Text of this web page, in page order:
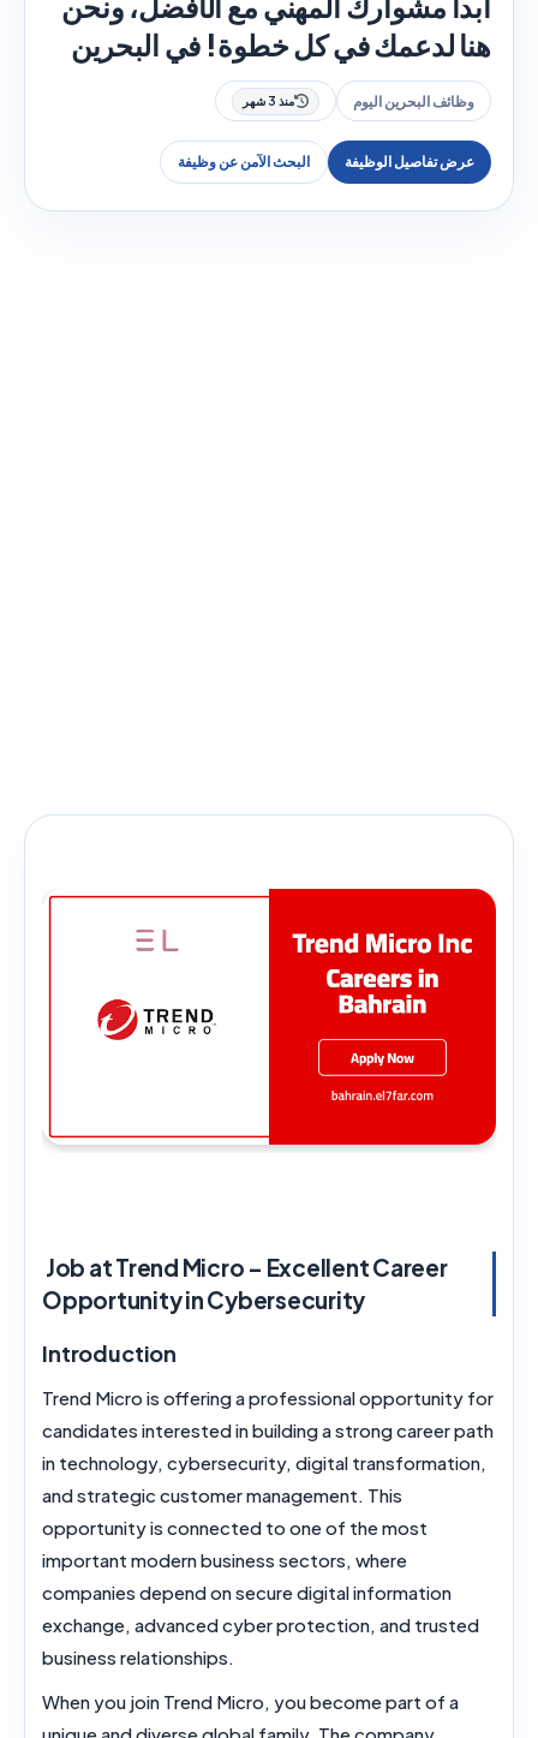
هنا لدعمك في كل خطوة! في البحرين
وظائف البحرين اليوم منذ 3 شهر
عرض تفاصيل الوظيفة البحث الآمن عن وظيفة
Job at Trend Micro – Excellent Career
Opportunity in Cybersecurity
Introduction
Trend Micro is offering a professional opportunity for
candidates interested in building a strongcareer path
in technology, cybersecurity, digital transformation,
and strategic customer management. This
opportunity is connected to one of the most
important modern business sectors, where
companies depend on secure digital information
exchange, advanced cyber protection, and trusted
business relationships.
When you join Trend Micro, you become part of a
unique and diverse global family. The company